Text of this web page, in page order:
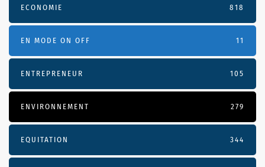
ECONOMIE 818
EN MODE ON OFF 11
ENTREPRENEUR 105
ENVIRONNEMENT 279
EQUITATION 344